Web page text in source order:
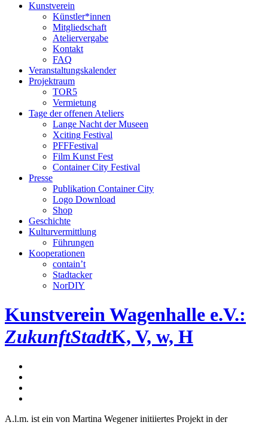
Kunstverein
Künstler*innen
Mitgliedschaft
Ateliervergabe
Kontakt
FAQ
Veranstaltungskalender
Projektraum
TOR5
Vermietung
Tage der offenen Ateliers
Lange Nacht der Museen
Xciting Festival
PFFFestival
Film Kunst Fest
Container City Festival
Presse
Publikation Container City
Logo Download
Shop
Geschichte
Kulturvermittlung
Führungen
Kooperationen
contain’t
Stadtacker
NorDIY
Kunstverein Wagenhalle e.V.:
ZukunftStadtK, V, w, H
A.l.m. ist ein von Martina Wegener initiiertes Projekt in der